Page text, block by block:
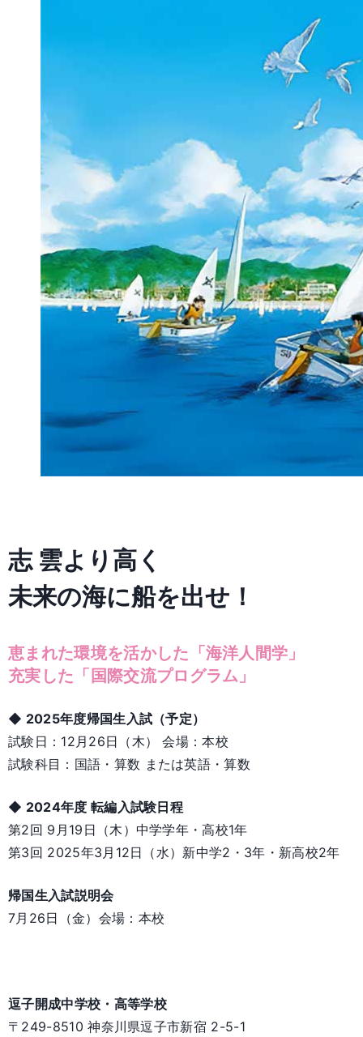
志 雲より高く
未来の海に船を出せ！
恵まれた環境を活かした「海洋人間学」
充実した「国際交流プログラム」
◆ 2025年度帰国生入試（予定）
試験日：12月26日（木） 会場：本校
試験科目：国語・算数 または英語・算数
◆ 2024年度 転編入試験日程
第2回 9月19日（木）中学学年・高校1年
第3回 2025年3月12日（水）新中学2・3年・新高校2年
帰国生入試説明会
7月26日（金）会場：本校
逗子開成中学校・高等学校
〒249-8510 神奈川県逗子市新宿 2-5-1